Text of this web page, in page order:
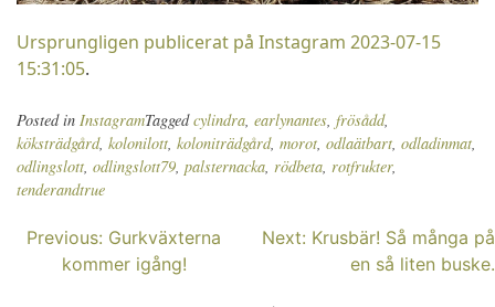
Ursprungligen publicerat på Instagram 2023-07-15
15:31:05.
Posted in InstagramTaggedcylindra, earlynantes, frösådd,
köksträdgård, kolonilott, koloniträdgård, morot, odlaätbart, odladinmat,
odlingslott, odlingslott79, palsternacka, rödbeta, rotfrukter,
tenderandtrue
Inläggsnavigering
Previous: Gurkväxterna
kommer igång!
Next: Krusbär! Så många på
en så liten buske.